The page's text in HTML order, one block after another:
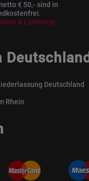
€ 50,- sind in
& Lieferung
Deutschland
Deutschland
Rhein